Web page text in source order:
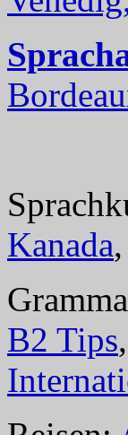
Kanada,
B2 Tips,